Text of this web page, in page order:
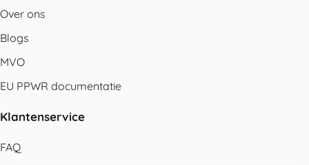
Over ons
Blogs
MVO
EU PPWR documentatie
Klantenservice
FAQ